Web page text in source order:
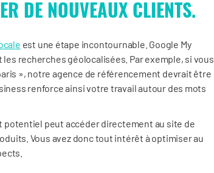
DE NOUVEAUX CLIENTS.
est une étape incontournable. Google My
recherches géolocalisées. Par exemple, si vous
», notre agence de référencement devrait être
renforce ainsi votre travail autour des mots
potentiel peut accéder directement au site de
Vous avez donc tout intérêt à optimiser au